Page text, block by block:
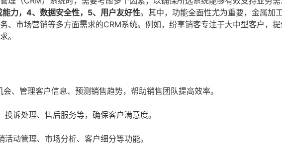
力，4、数据安全性，5、用户友好性。其中，功能全面性尤为重要，金属加
、市场营销等多方面需求的CRM系统。例如，纷享销客专注于大中型客户，
。
会、管理客户信息、预测销售趋势，帮助销售团队提高效率。
投诉处理、售后服务等，确保客户满意度。
活动管理、市场分析、客户细分等功能。